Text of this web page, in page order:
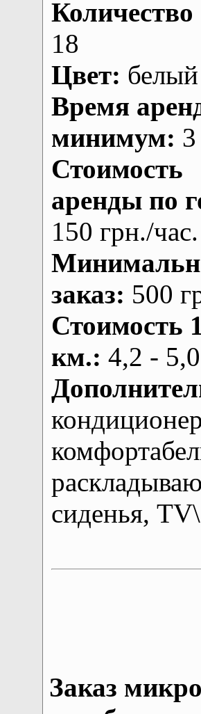
Количество
18
Цвет: белый
Время
минимум:
Стоимость
аренды по
150 грн./час.
заказ: 500
Стоимость
км.: 4,2 -
сиденья,
Заказ